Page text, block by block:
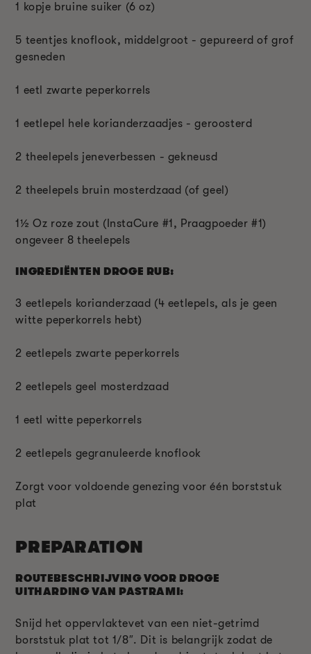
1 kopje bruine suiker (6 oz)
5 teentjes knoflook, middelgroot - gepureerd of grof
gesneden
1 eetl zwarte peperkorrels
1 eetlepel hele korianderzaadjes - geroosterd
2 theelepels jeneverbessen - gekneusd
2 theelepels bruin mosterdzaad (of geel)
1 ½ Oz roze zout (InstaCure #1, Praagpoeder #1)
ongeveer 8 theelepels
INGREDIËNTEN DROGE RUB:
3 eetlepels korianderzaad (4 eetlepels, als je geen
witte peperkorrels hebt)
2 eetlepels zwarte peperkorrels
2 eetlepels geel mosterdzaad
1 eetl witte peperkorrels
2 eetlepels gegranuleerde knoflook
Zorgt voor voldoende genezing voor één borststuk
plat
PREPARATION
ROUTEBESCHRIJVING VOOR DROGE
UITHARDING VAN PASTRAMI:
Snijd het oppervlaktevet van een niet-getrimd
borststuk plat tot 1/8″. Dit is belangrijk zodat de